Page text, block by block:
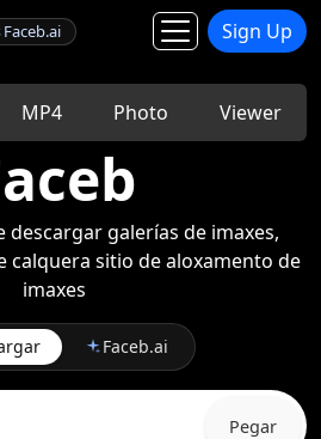
Faceb.ai Sign Up
MP4 Photo Viewer
descargar galerías de imaxes,
calquera sitio de aloxamento de
imaxes
Faceb.ai
Pegar